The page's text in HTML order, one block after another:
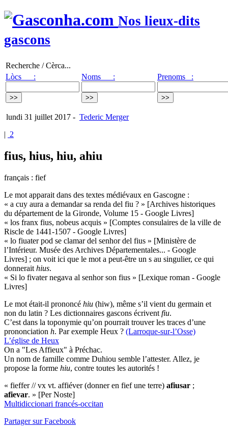
Nos lieux-dits
gascons
Recherche / Cèrca...
Lòcs :
Noms : Prenoms :
lundi 31 juillet 2017 - Tederic Merger
| 2
fius, hius, hiu, ahiu
français : fief
Le mot apparait dans des textes médiévaux en Gascogne :
« a cuy aura a demandar sa renda del fiu ? » [Archives historiques
du département de la Gironde, Volume 15 - Google Livres]
« los franx fius, nobeus acquis » [Comptes consulaires de la ville de
Riscle de 1441-1507 - Google Livres]
« lo fiuater pod se clamar del senhor del fius » [Ministère de
l’Intérieur. Musée des Archives Départementales... - Google
Livres] ; on voit ici que le mot a peut-être un s au singulier, ce qui
donnerait hius.
« Si lo fivater negava al senhor son fius » [Lexique roman - Google
Livres]
Le mot était-il prononcé hiu (hiw), même s’il vient du germain et
non du latin ? Les dictionnaires gascons écrivent fiu.
C’est dans la toponymie qu’on pourrait trouver les traces d’une
prononciation h. Par exemple Heux ? (Larroque-sur-l’Osse)
L’église de Heux
On a "Les Affieux" à Préchac.
Un nom de famille comme Duhiou semble l’attester. Allez, je
propose la forme hiu, contre toutes les autorités !
« fieffer // vx vt. affiéver (donner en fief une terre) afiusar ;
afievar. » [Per Noste]
Multidiccionari francés-occitan
Partager sur Facebook